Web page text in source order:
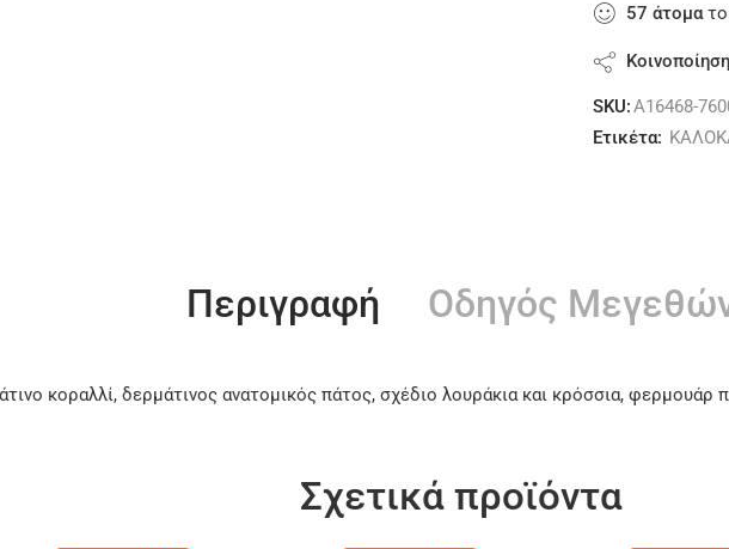
57 άτοματο
Κοινοποίηση
SKU:A16468-
Ετικέτα:
Περιγραφή Οδηγός
κοραλλί, δερμάτινος ανατομικός πάτος, σχέδιο λουράκια και κρόσσια,
Σχετικά προϊόντα